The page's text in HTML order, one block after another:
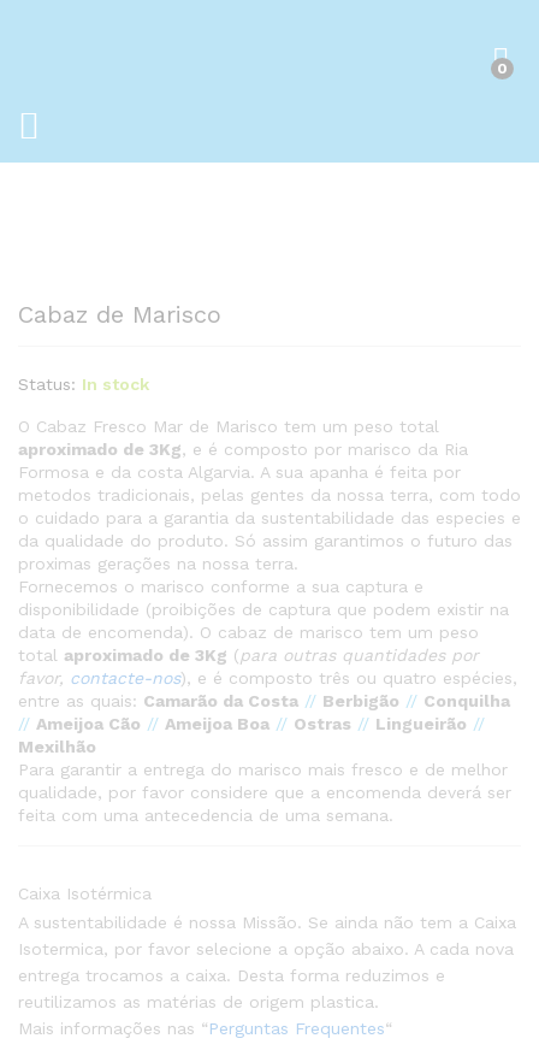
0
Cabaz de Marisco
Status: In stock
O Cabaz Fresco Mar de Marisco tem um peso total
aproximado de 3Kg, e é composto por marisco da Ria
Formosa e da costa Algarvia. A sua apanha é feita por
metodos tradicionais, pelas gentes da nossa terra, com todo
o cuidado para a garantia da sustentabilidade das especies e
da qualidade do produto. Só assim garantimos o futuro das
proximas gerações na nossa terra.
Fornecemos o marisco conforme a sua captura e
disponibilidade (proibições de captura que podem existir na
data de encomenda). O cabaz de marisco tem um peso
total aproximado de 3Kg (para outras quantidades por
favor, contacte-nos), e é composto três ou quatro espécies,
entre as quais: Camarão da Costa // Berbigão // Conquilha
// Ameijoa Cão // Ameijoa Boa // Ostras // Lingueirão //
Mexilhão
Para garantir a entrega do marisco mais fresco e de melhor
qualidade, por favor considere que a encomenda deverá ser
feita com uma antecedencia de uma semana.
Caixa Isotérmica
A sustentabilidade é nossa Missão. Se ainda não tem a Caixa
Isotermica, por favor selecione a opção abaixo. A cada nova
entrega trocamos a caixa. Desta forma reduzimos e
reutilizamos as matérias de origem plastica.
Mais informações nas “Perguntas Frequentes“